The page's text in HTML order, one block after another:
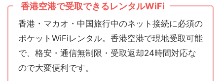
香港空港で受取できるレンタルWiFi
香港・マカオ・中国旅行中のネット接続に必須の
ポケットWiFiレンタル。香港空港で現地受取可能
で、格安・通信無制限・受取返却24時間対応な
ので大変便利です。